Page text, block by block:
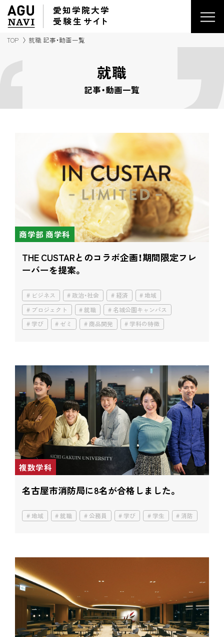
愛知学院大学
受験生 サイ ト
TOP 就職 記事・動画一覧
就職
記事・動画一覧
商学部 商学科
THE CUSTARとのコラボ企画！期間限定フレ
ーバーを提案。
ビジネス 政治・社会 経済
地域
プロジェクト
就職
名城公園キャンパス
学び
ゼミ 商品開発 学科の特徴
複数学科
名古屋市消防局に8名が合格しました。
地域 就職 公務員 学び 学生 消防